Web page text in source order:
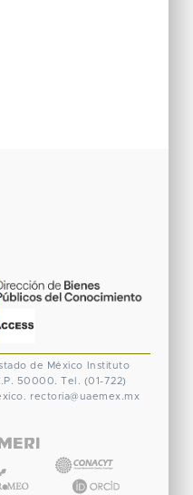
de México
Instituto
50000. Tel. (01-722)
rectoria@uaemex.mx